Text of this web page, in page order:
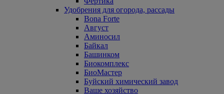
Удобрения для огорода, рассады
Bona Forte
Август
Аминосил
Байкал
Башинком
Биокомплекс
БиоМастер
Буйский химический завод
Ваше хозяйство